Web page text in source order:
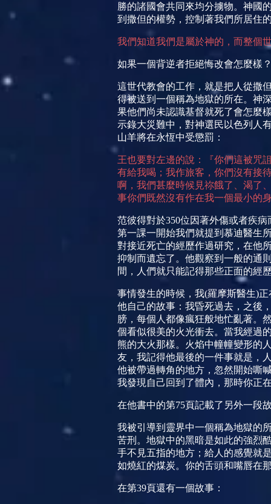
勝的諸國會共同來均分擄物。神國
到撒但的權勢，控制著我們所居住
我們知道我們是屬於神的，而整個
如果一個背逆者拒絕悔改會怎麼樣
這世代教會的工作，就是把人從撒
得被送到一個稱為地獄的所在。神
果他們尚未認識基督就死了會怎麼
示錄大災難中，對神選民以色列人
山羊將在永恆中受懲罰：
王也要對左邊的說：『你們這被咒
有給我喝；我作旅客，你們沒有接
啊，我們甚麼時候見祢餓了、渴了
事你們既然沒有作在我一個最小的
范彼得對於350位因著外傷或者疾病
第一課一開始我們就提到慕迪醫生
對接近死亡的經歷作過研究，在他
抑制而遺忘了。他觀察到一般的通
間，人們就只能記得那些正面的經
事情發生的時候，我(羅摩斯醫生)正
他自己的故事：我昏死過去，之後
膀，每個人都像瘋狂般地忙亂著。
個看似很美的火光衝去。當我經過
熊的大火那樣。火焰中幢幢變形的
友，我記得他最後的一件事就是，
他被帶過轉角的地方，忽然開始嘶
我發現自己回到了體內，那時你正
在他書中的第75頁記載了另外一段
我被引導到靈界中一個稱為地獄的
苦刑。地獄中的黑暗是如此的強烈
手不見五指的地方；給人的感覺就
如燒紅的煤炭。你的舌頭和嘴唇在
在第39頁還有一個故事：